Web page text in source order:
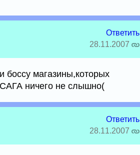
Ответить
28.11.2007
боссу магазины,которых
САГА ничего не слышно(
Ответить
28.11.2007